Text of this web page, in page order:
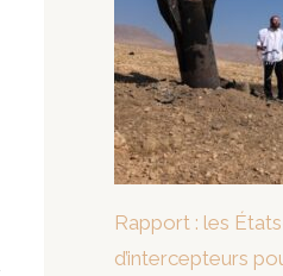
Rapport : les
d’intercepteurs